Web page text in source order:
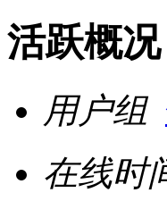
活跃概况
用户组
在线时